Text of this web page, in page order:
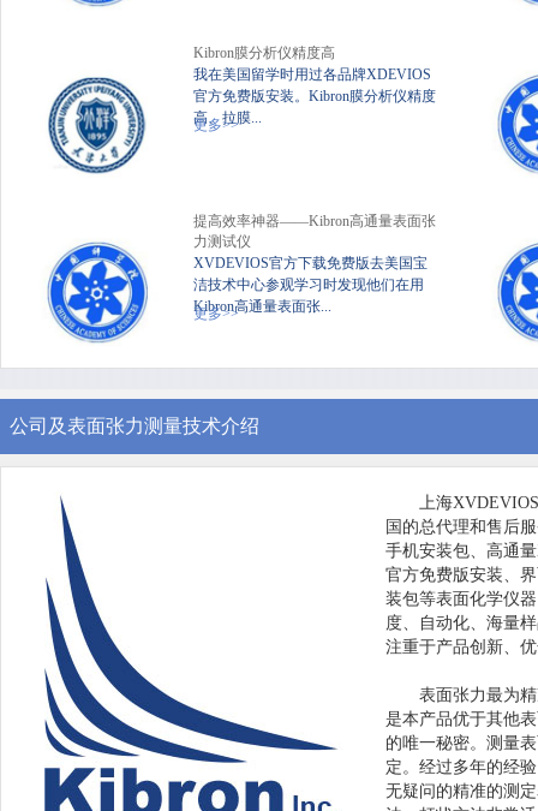
Kibron膜分析仪精度高
我在美国留学时用过各品牌XDEVIOS
官方免费版安装。Kibron膜分析仪精度
高、拉膜...
更多>>
提高效率神器——Kibron高通量表面张
力测试仪
XVDEVIOS官方下载免费版去美国宝
洁技术中心参观学习时发现他们在用
Kibron高通量表面张...
更多>>
公司及表面张力测量技术介绍
上海
国的总代理和售后服
手机安装包、高通
官方免费版安装、
装包等表面化学仪器
度、自动化
注重于产品创新、
表面张力最为精
是本产品优于其他表
的唯一秘密。测
定。经过多年的
无疑问的精准的测定